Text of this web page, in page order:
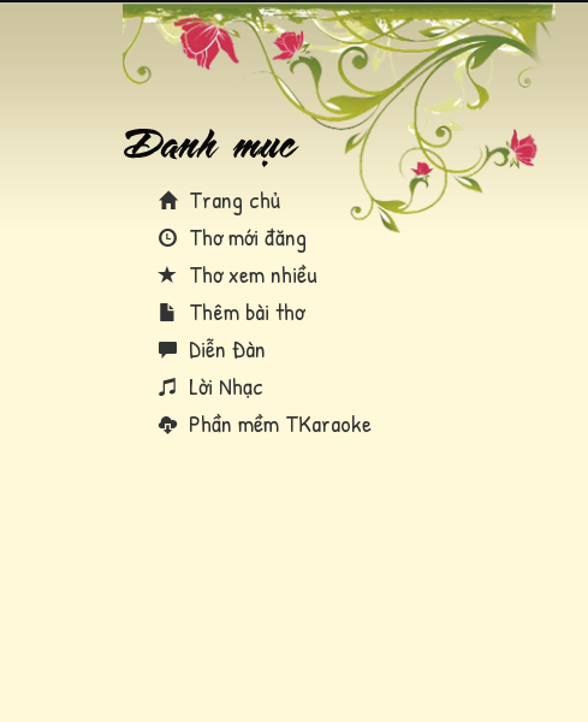
Trang chủ
Thơ mới đăng
Thơ xem nhiều
Thêm bài thơ
Diễn Đàn
Lời Nhạc
Phần mềm TKaraoke